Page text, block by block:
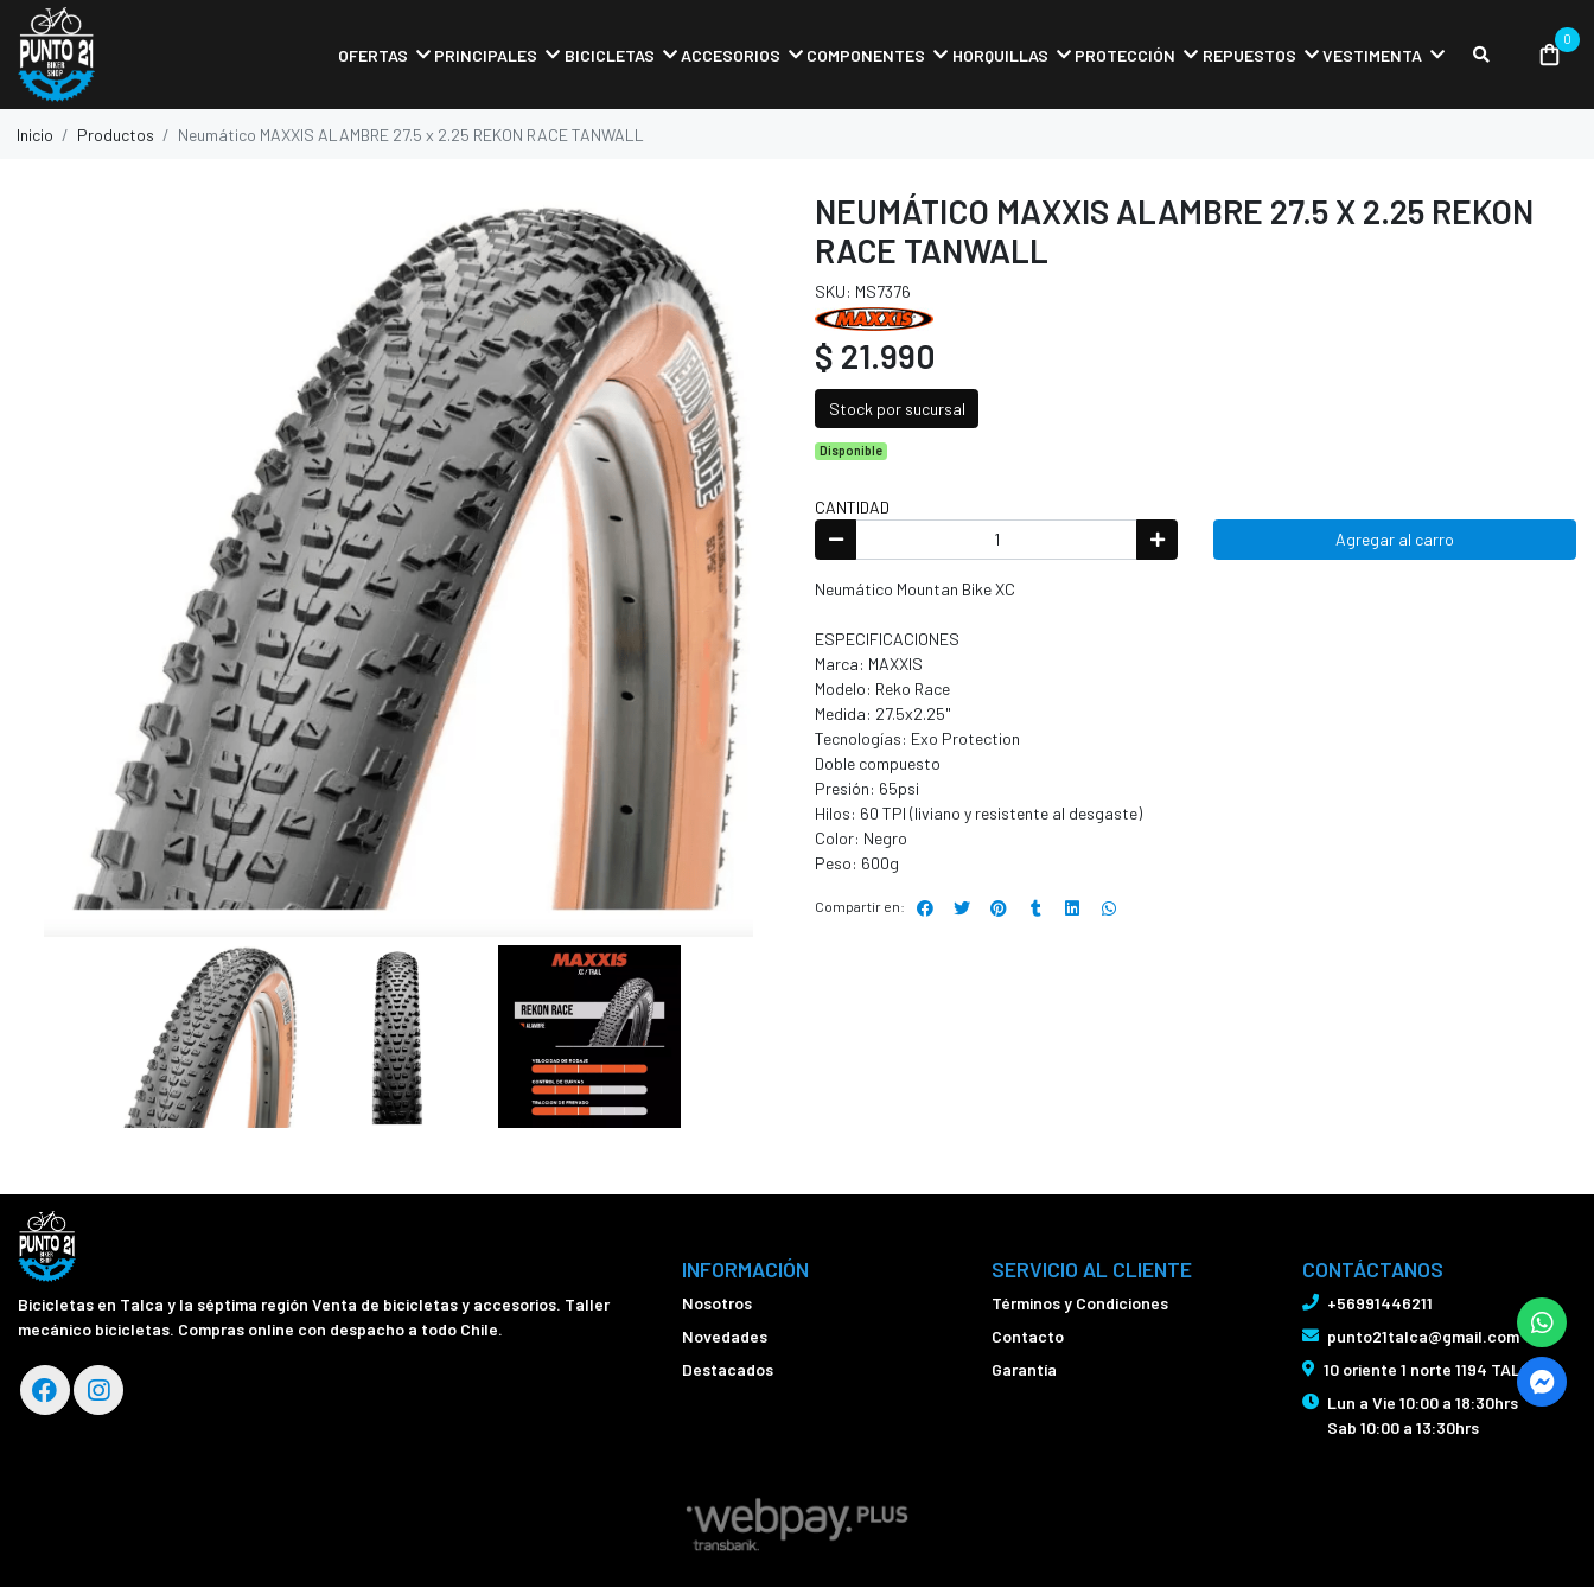
OFERTAS PRINCIPALES BICICLETAS ACCESORIOS COMPONENTES HORQUILLAS PROTECCIÓN REPUESTOS VESTIMENTA
0
Inicio Productos Neumático MAXXIS ALAMBRE 27.5 x 2.25 REKON RACE TANWALL
NEUMÁTICO MAXXIS ALAMBRE 27.5 X 2.25 REKON
RACE TANWALL
SKU: MS7376
$ 21.990
Stock por sucursal
Disponible
CANTIDAD
Agregar al carro
Neumático Mountan Bike XC
ESPECIFICACIONES
Marca: MAXXIS
Modelo: Reko Race
Medida: 27.5x2.25"
Tecnologías: Exo Protection
Doble compuesto
Presión: 65psi
Hilos: 60 TPI (liviano y resistente al desgaste)
Color: Negro
Peso: 600g
Compartir en:
Bicicletas en Talca y la séptima región Venta de bicicletas y accesorios. Taller
mecánico bicicletas. Compras online con despacho a todo Chile.
INFORMACIÓN
Nosotros
Novedades
Destacados
SERVICIO AL CLIENTE
Términos y Condiciones
Contacto
Garantía
CONTÁCTANOS
+56991446211
punto21talca@gmail.com
10 oriente 1 norte 1194 TALCA
Lun a Vie 10:00 a 18:30hrs
Sab 10:00 a 13:30hrs